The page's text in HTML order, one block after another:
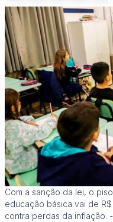
Com a sanção da lei, o
educação básica vai de
contra perdas da inflação.